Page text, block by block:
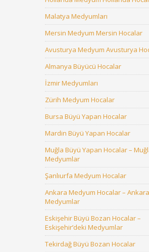
Malatya Medyumları
Mersin Medyum Mersin Hocalar
Avusturya Medyum Avusturya
Almanya Büyücü Hocalar
İzmir Medyumları
Zürih Medyum Hocalar
Bursa Büyü Yapan Hocalar
Mardin Büyü Yapan Hocalar
Muğla Büyü Yapan Hocalar –
Medyumlar
Şanlıurfa Medyum Hocalar
Ankara Medyum Hocalar –
Medyumlar
Eskişehir Büyü Bozan Hocalar –
Eskişehir’deki Medyumlar
Tekirdağ Büyü Bozan Hocalar